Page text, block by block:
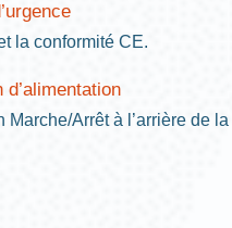
la conformité CE.
d’alimentation
Marche/Arrêt à l’arrière de